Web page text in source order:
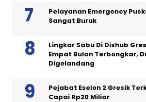
Pelayanan Emergency
Sangat Buruk
Lingkar Sabu Di Dishub
Empat Bulan Terbongkar,
Digelandang
Pejabat Eselon 2 Gresik
Capai Rp20 Miliar